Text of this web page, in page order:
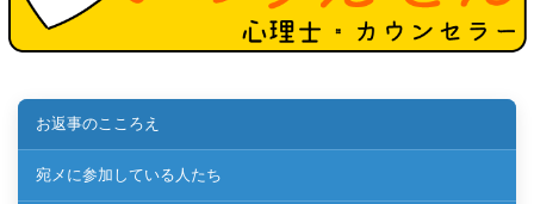
お返事のこころえ
宛メに参加している人たち